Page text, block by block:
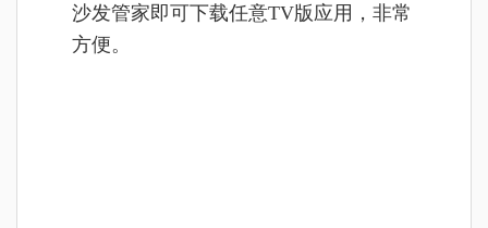
沙发管家即可下载任意TV版应用，非常
方便。